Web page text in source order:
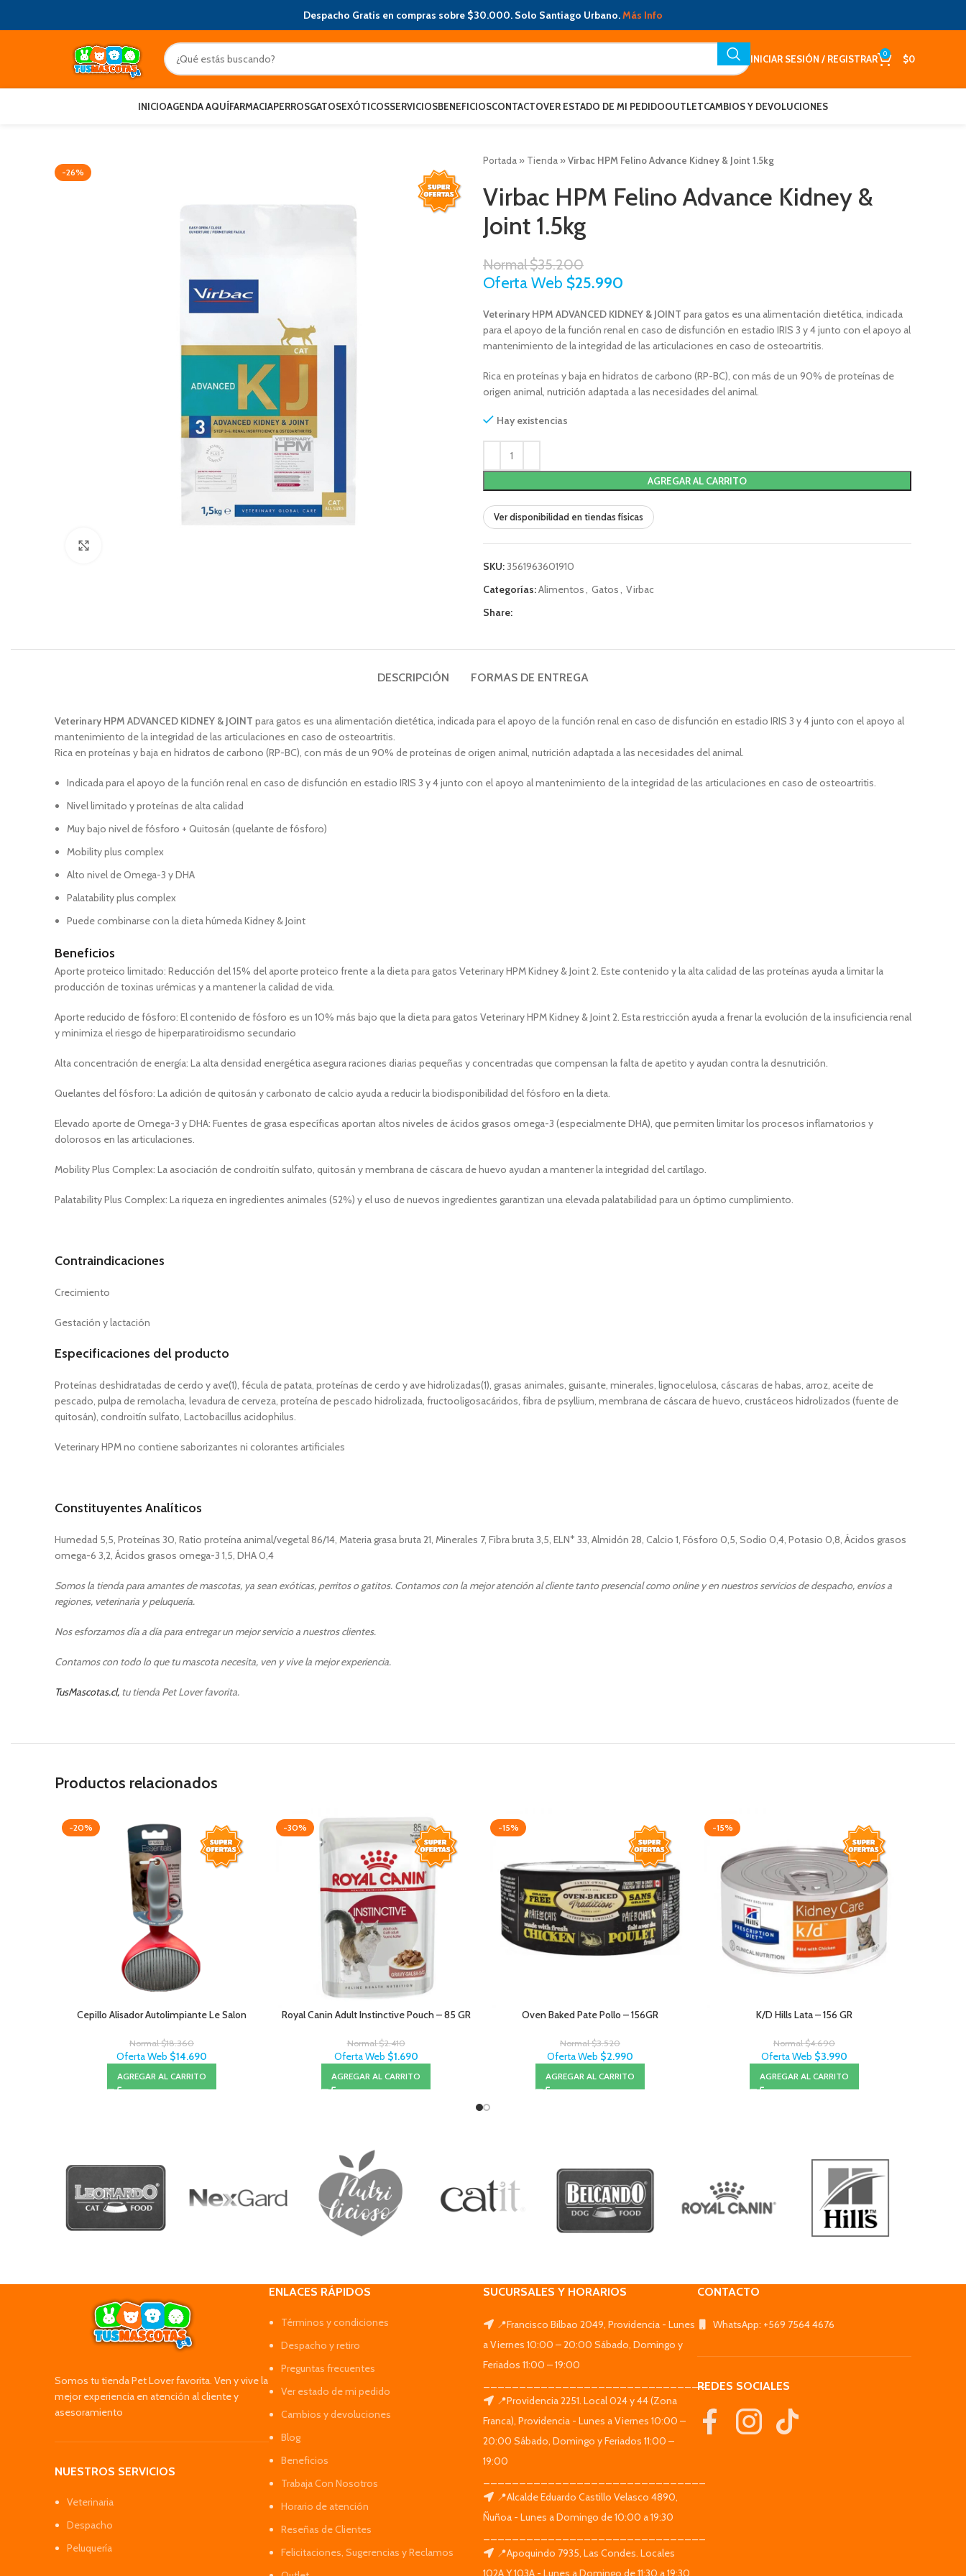
Despacho Gratis en compras sobre $30.000. Solo Santiago Urbano.Más Info
INICIAR SESIÓN / REGISTRAR 0 $0
INICIOAGENDA AQUÍFARMACIAPERROSGATOSEXÓTICOSSERVICIOSBENEFICIOSCONTACTOVER ESTADO DE MI PEDIDOOUTLETCAMBIOS Y DEVOLUCIONES
-26%
Portada » Tienda »Virbac HPM Felino Advance Kidney & Joint 1.5kg
Virbac HPM Felino Advance Kidney &
Joint 1.5kg
Normal$35.200
Oferta Web $25.990
Veterinary HPM ADVANCED KIDNEY & JOINT para gatos es una alimentación dietética, indicada
para el apoyo de la función renal en caso de disfunción en estadio IRIS 3 y 4 junto con el apoyo al
mantenimiento de la integridad de las articulaciones en caso de osteoartritis.
Rica en proteínas y baja en hidratos de carbono (RP-BC), con más de un 90% de proteínas de
origen animal, nutrición adaptada a las necesidades del animal.
Hay existencias
AGREGAR AL CARRITO
Ver disponibilidad en tiendas físicas
SKU:3561963601910
Categorías:Alimentos, Gatos, Virbac
Share:
DESCRIPCIÓN FORMAS DE ENTREGA
Veterinary HPM ADVANCED KIDNEY & JOINT para gatos es una alimentación dietética, indicada para el apoyo de la función renal en caso de disfunción en estadio IRIS 3 y 4 junto con el apoyo al
mantenimiento de la integridad de las articulaciones en caso de osteoartritis.
Rica en proteínas y baja en hidratos de carbono (RP-BC), con más de un 90% de proteínas de origen animal, nutrición adaptada a las necesidades del animal.
Indicada para el apoyo de la función renal en caso de disfunción en estadio IRIS 3 y 4 junto con el apoyo al mantenimiento de la integridad de las articulaciones en caso de osteoartritis.
Nivel limitado y proteínas de alta calidad
Muy bajo nivel de fósforo + Quitosán (quelante de fósforo)
Mobility plus complex
Alto nivel de Omega-3 y DHA
Palatability plus complex
Puede combinarse con la dieta húmeda Kidney & Joint
Beneficios
Aporte proteico limitado: Reducción del 15% del aporte proteico frente a la dieta para gatos Veterinary HPM Kidney & Joint 2. Este contenido y la alta calidad de las proteínas ayuda a limitar la
producción de toxinas urémicas y a mantener la calidad de vida.
Aporte reducido de fósforo: El contenido de fósforo es un 10% más bajo que la dieta para gatos Veterinary HPM Kidney & Joint 2. Esta restricción ayuda a frenar la evolución de la insuficiencia renal
y minimiza el riesgo de hiperparatiroidismo secundario
Alta concentración de energía: La alta densidad energética asegura raciones diarias pequeñas y concentradas que compensan la falta de apetito y ayudan contra la desnutrición.
Quelantes del fósforo: La adición de quitosán y carbonato de calcio ayuda a reducir la biodisponibilidad del fósforo en la dieta.
Elevado aporte de Omega-3 y DHA: Fuentes de grasa específicas aportan altos niveles de ácidos grasos omega-3 (especialmente DHA), que permiten limitar los procesos inflamatorios y
dolorosos en las articulaciones.
Mobility Plus Complex: La asociación de condroitín sulfato, quitosán y membrana de cáscara de huevo ayudan a mantener la integridad del cartílago.
Palatability Plus Complex: La riqueza en ingredientes animales (52%) y el uso de nuevos ingredientes garantizan una elevada palatabilidad para un óptimo cumplimiento.
Contraindicaciones
Crecimiento
Gestación y lactación
Especificaciones del producto
Proteínas deshidratadas de cerdo y ave(1), fécula de patata, proteínas de cerdo y ave hidrolizadas(1), grasas animales, guisante, minerales, lignocelulosa, cáscaras de habas, arroz, aceite de
pescado, pulpa de remolacha, levadura de cerveza, proteína de pescado hidrolizada, fructooligosacáridos, fibra de psyllium, membrana de cáscara de huevo, crustáceos hidrolizados (fuente de
quitosán), condroitín sulfato, Lactobacillus acidophilus.
Veterinary HPM no contiene saborizantes ni colorantes artificiales
Constituyentes Analíticos
Humedad 5,5, Proteínas 30, Ratio proteína animal/vegetal 86/14, Materia grasa bruta 21, Minerales 7, Fibra bruta 3,5, ELN* 33, Almidón 28, Calcio 1, Fósforo 0,5, Sodio 0,4, Potasio 0,8, Ácidos grasos
omega-6 3,2, Ácidos grasos omega-3 1,5, DHA 0,4
Somos la tienda para amantes de mascotas, ya sean exóticas, perritos o gatitos. Contamos con la mejor atención al cliente tanto presencial como online y en nuestros servicios de despacho, envíos a
regiones, veterinaria y peluquería.
Nos esforzamos día a día para entregar un mejor servicio a nuestros clientes.
Contamos con todo lo que tu mascota necesita, ven y vive la mejor experiencia.
TusMascotas.cl, tu tienda Pet Lover favorita.
Productos relacionados
-20%
Cepillo Alisador Autolimpiante Le Salon
Normal$18.360
Oferta Web $14.690
AGREGAR AL CARRITO
-30%
Royal Canin Adult Instinctive Pouch – 85 GR
Normal$2.410
Oferta Web $1.690
AGREGAR AL CARRITO
-15%
Oven Baked Pate Pollo – 156GR
Normal$3.520
Oferta Web $2.990
AGREGAR AL CARRITO
-15%
K/D Hills Lata – 156 GR
Normal$4.690
Oferta Web $3.990
AGREGAR AL CARRITO
Somos tu tienda Pet Lover favorita. Ven y vive la
mejor experiencia en atención al cliente y
asesoramiento
NUESTROS SERVICIOS
Veterinaria
Despacho
Peluquería
ENLACES RÁPIDOS
Términos y condiciones
Despacho y retiro
Preguntas frecuentes
Ver estado de mi pedido
Cambios y devoluciones
Blog
Beneficios
Trabaja Con Nosotros
Horario de atención
Reseñas de Clientes
Felicitaciones, Sugerencias y Reclamos
SUCURSALES Y HORARIOS
📍Francisco Bilbao 2049, Providencia - Lunes
a Viernes 10:00 – 20:00 Sábado, Domingo y
Feriados 11:00 – 19:00
_______________________________
📍Providencia 2251. Local 024 y 44 (Zona
Franca), Providencia - Lunes a Viernes 10:00 –
20:00 Sábado, Domingo y Feriados 11:00 –
19:00
📍Alcalde Eduardo Castillo Velasco 4890,
Ñuñoa - Lunes a Domingo de 10:00 a 19:30
📍Apoquindo 7935, Las Condes. Locales
102A Y 103A - Lunes a Domingo de 11:30 a 19:30
CONTACTO
WhatsApp: +569 7564 4676
REDES SOCIALES